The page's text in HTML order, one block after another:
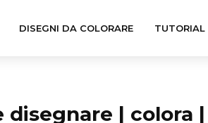
DISEGNI DA COLORARE TUTORIAL
| colora |